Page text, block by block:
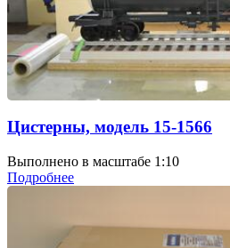
Цистерны, модель 15-1566
Выполнено в масштабе 1:10
Подробнее